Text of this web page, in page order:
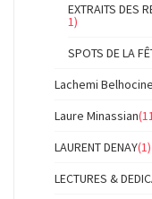
EXTRAITS DES
1)
SPOTS DE LA
Lachemi
Laure Minassian
LAURENT DENAY(1)
LECTURES &